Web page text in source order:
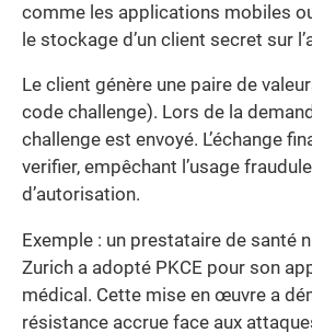
comme les applications mobiles
le stockage d’un client secret sur
Le client génère une paire de
code challenge). Lors de la
challenge est envoyé. L’échange
verifier, empêchant l’usage
d’autorisation.
Exemple : un prestataire de santé
Zurich a adopté PKCE pour son
médical. Cette mise en œuvre a
résistance accrue face aux